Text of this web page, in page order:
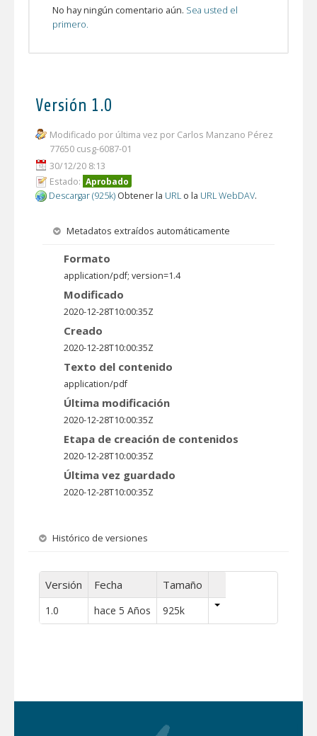
No hay ningún comentario aún. Sea usted el
primero.
Versión 1.0
Modificado por última vez por Carlos Manzano Pérez
77650 cusg-6087-01
30/12/20 8:13
Estado: Aprobado
Descargar (925k) Obtener la URL o la URL WebDAV.
Metadatos extraídos automáticamente
Formato
application/pdf; version=1.4
Modificado
2020-12-28T10:00:35Z
Creado
2020-12-28T10:00:35Z
Texto del contenido
application/pdf
Última modificación
2020-12-28T10:00:35Z
Etapa de creación de contenidos
2020-12-28T10:00:35Z
Última vez guardado
2020-12-28T10:00:35Z
Histórico de versiones
Versión Fecha Tamaño
1.0 hace 5 Años 925k